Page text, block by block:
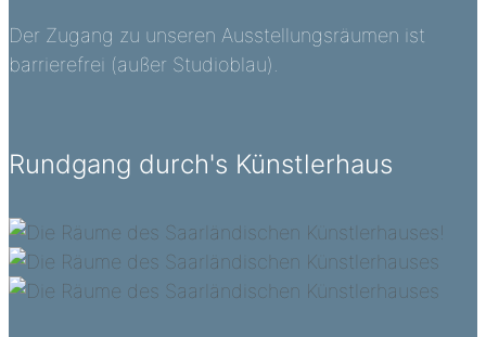
Der Zugang zu unseren Ausstellungsräumen ist
barrierefrei (außer Studioblau).
Rundgang durch's Künstlerhaus